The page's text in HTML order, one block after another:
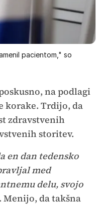
pacientom," so
na podlagi
korake. Trdijo, da
zdravstvenih
storitev.
en dan tedensko
med
delu, svojo
Menijo, da takšna